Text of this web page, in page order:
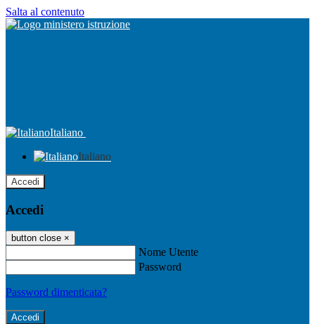
Salta al contenuto
Italiano
Italiano
Accedi
Accedi
button close ×
Nome Utente
Password
Password dimenticata?